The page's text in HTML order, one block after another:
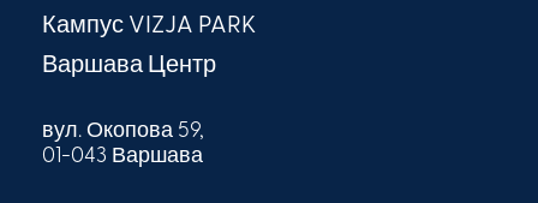
Кампус VIZJA PARK
Варшава Центр
вул. Окопова 59,
01-043 Варшава